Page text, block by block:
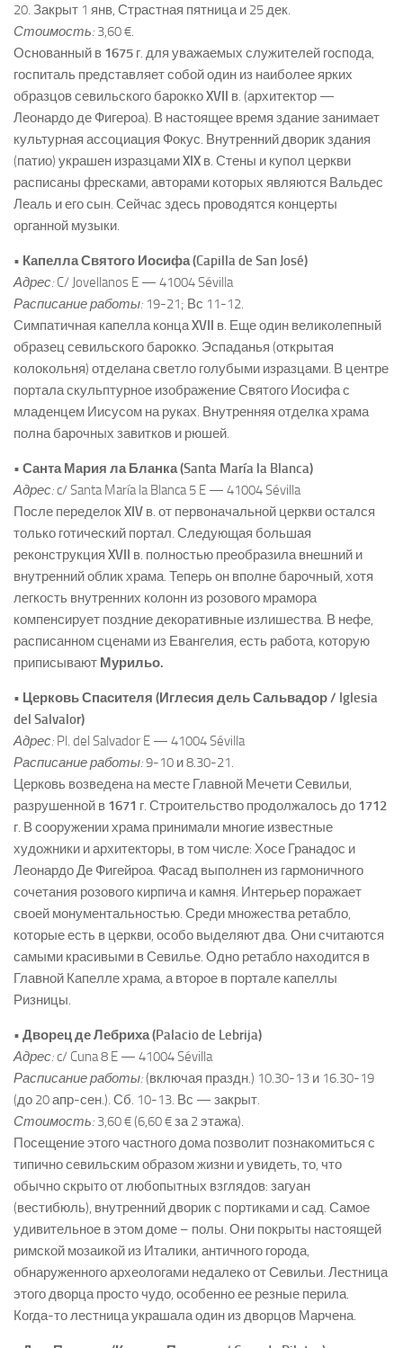
20. Закрыт 1 янв, Страстная пятница и 25 дек.
Стоимость: 3,60 €.
Основанный в 1675 г. для уважаемых служителей господа,
госпиталь представляет собой один из наиболее ярких
образцов севильского бароккоXVII в. (архитектор —
Леонардо де Фигероа). В настоящее время здание занимает
культурная ассоциация Фокус. Внутренний дворик здания
(патио) украшен изразцамиXIX в. Стены и купол церкви
расписаны фресками, авторами которых являются Вальдес
Леаль и его сын. Сейчас здесь проводятся концерты
органной музыки.
• Капелла Святого Иосифа (Capilla de San José)
Адрес: C/ Jovellanos E — 41004 Sévilla
Расписание работы: 19-21; Вс 11-12.
Симпатичная капелла концаXVII в. Еще один великолепный
образец севильского барокко. Эспаданья (открытая
колокольня) отделана светло голубыми изразцами. В центре
портала скульптурное изображение Святого Иосифа с
младенцем Иисусом на руках. Внутренняя отделка храма
полна барочных завитков и рюшей.
• Санта Мария ла Бланка (Santa María la Blanca)
Адрес:c/ Santa María la Blanca 5 E — 41004 Sévilla
После переделокXIV в. от первоначальной церкви остался
только готический портал. Следующая большая
реконструкция XVII в. полностью преобразила внешний и
внутренний облик храма. Теперь он вполне барочный, хотя
легкость внутренних колонн из розового мрамора
компенсирует поздние декоративные излишества. В нефе,
расписанном сценами из Евангелия, есть работа, которую
приписывают Мурильо.
• Церковь Спасителя (Иглесия дель Сальвадор / Iglesia
del Salvalor)
Адрес: Pl. del Salvador E — 41004 Sévilla
Расписание работы:9-10 и 8.30-21.
Церковь возведена на месте Главной Мечети Севильи,
разрушенной в 1671 г. Строительство продолжалось до 1712
г. В сооружении храма принимали многие известные
художники и архитекторы, в том числе: Хосе Гранадос и
Леонардо Де Фигейроа. Фасад выполнен из гармоничного
сочетания розового кирпича и камня. Интерьер поражает
своей монументальностью. Среди множества ретабло,
которые есть в церкви, особо выделяют два. Они считаются
самыми красивыми в Севилье. Одно ретабло находится в
Главной Капелле храма, а второе в портале капеллы
Ризницы.
• Дворец де Лебриха (Palacio de Lebrija)
Адрес:c/ Cuna 8 E — 41004 Sévilla
Расписание работы:(включая праздн.) 10.30-13 и 16.30-19
(до 20 апр-сен.). Сб. 10-13. Вс — закрыт.
Стоимость: 3,60 € (6,60 € за 2 этажа).
Посещение этого частного дома позволит познакомиться с
типично севильским образом жизни и увидеть, то, что
обычно скрыто от любопытных взглядов: загуан
(вестибюль), внутренний дворик с портиками и сад. Самое
удивительное в этом доме – полы. Они покрыты настоящей
римской мозаикой из Италики, античного города,
обнаруженного археологами недалеко от Севильи. Лестница
этого дворца просто чудо, особенно ее резные перила.
Когда-то лестница украшала один из дворцов Марчена.